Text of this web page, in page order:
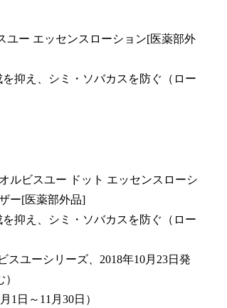
ー エッセンスローション[医薬部外
抑え、シミ・ソバカスを防ぐ（ロー
ルビスユー ドット エッセンスローシ
ー[医薬部外品]
抑え、シミ・ソバカスを防ぐ（ロー
スユーシリーズ、2018年10月23日発
1日～11月30日）